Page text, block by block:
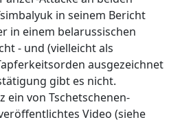
in seinem Bericht
in einem belarussischen
- und (vielleicht als
ausgezeichnet
gibt es nicht.
ein von Tschetschenen-
Video (siehe